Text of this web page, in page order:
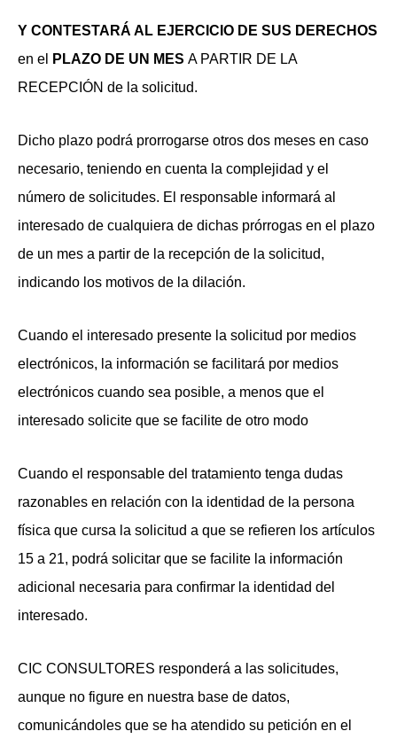
Y CONTESTARÁ AL EJERCICIO DE SUS DERECHOS
en el
PLAZO DE UN MES A PARTIR DE LA
RECEPCIÓN de la solicitud.
Dicho plazo podrá prorrogarse otros dos meses en caso
necesario, teniendo en cuenta la complejidad y el
número de solicitudes. El responsable informará al
interesado de cualquiera de dichas prórrogas en el plazo
de un mes a partir de la recepción de la solicitud,
indicando los motivos de la dilación.
Cuando el interesado presente la solicitud por medios
electrónicos, la información se facilitará por medios
electrónicos cuando sea posible, a menos que el
interesado solicite que se facilite de otro modo
Cuando el responsable del tratamiento tenga dudas
razonables en relación con la identidad de la persona
física que cursa la solicitud a que se refieren los artículos
15 a 21, podrá solicitar que se facilite la información
adicional necesaria para confirmar la identidad del
interesado.
CIC CONSULTORES responderá a las solicitudes,
aunque no figure en nuestra base de datos,
comunicándoles que se ha atendido su petición en el